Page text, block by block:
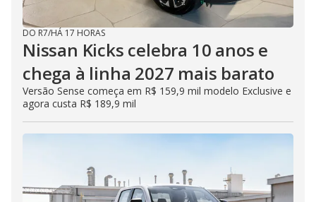
DO R7/HÁ 17 HORAS
Nissan Kicks celebra 10 anos e
chega à linha 2027 mais barato
Versão Sense começa em R$ 159,9 mil modelo Exclusive e
agora custa R$ 189,9 mil